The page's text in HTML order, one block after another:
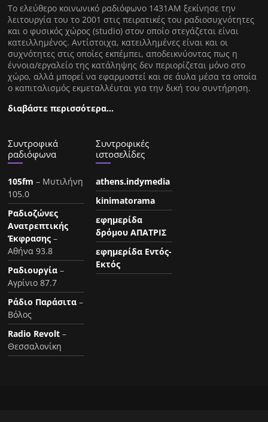
Tο ελεύθερο κοινωνικό ραδιόφωνο 1431AM ξεκίνησε την
λειτουργία του το 2001 στις πειρατικές του ραδιοσυχνότητες
και ο φυσικός χώρος (studio) στον οποίο στεγάζεται είναι
κατειλλημένος. Αντίστοιχα, κατειλλημένες είναι και οι
συχνότητες στις οποίες εκπέμπει, αποδεικνύοντας πως η
έννοια/εργαλείο της κατάληψης δεν περιορίζεται μόνο στο
χώρο, αλλά μπορεί να εφαρμοστεί και σε άυλα μέσα τα οποία
ο καπιταλισμός εκμεταλλέυται για την δική του συντήρηση.
διαβάστε περισσότερα…
Συντροφικά
ραδιόφωνα
105fm – Μυτιλήνη
105.0
Ραδιοζώνες
Ανατρεπτικής
Έκφρασης –
Αθήνα 93.8
Ραδιουργία –
Αγρίνιο 87.7
Ράδιο Παράσιτα –
Βόλος
Radio Revolt –
Θεσσαλονίκη
Συντροφικές
ιστοσελίδες
athens.indymedia
kinimatorama
εφημερίδα
δρόμου ΑΠΑΤΡΙΣ
εφημερίδα Εντός-
Εκτός